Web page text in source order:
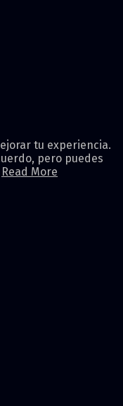
tu experiencia.
pero puedes
Read More